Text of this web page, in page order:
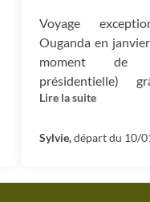
Voyage
Ouganda en
moment de
présidentielle)
conseils
de Terres
Lire la suite
Sylvie,départ du 10/